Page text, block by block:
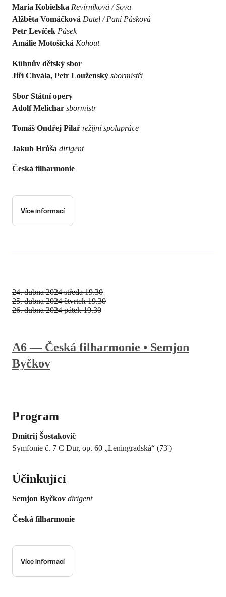
Maria Kobielska Revírníková / Sova
Alžběta Vomáčková Datel / Paní Pásková
Petr Levíček Pásek
Amálie Motošická Kohout
Kühnův dětský sbor
Jiří Chvála, Petr Louženský sbormistři
Sbor Státní opery
Adolf Melichar sbormistr
Tomáš Ondřej Pilař režijní spolupráce
Jakub Hrůša dirigent
Česká filharmonie
Více informací
A6 — Česká filharmonie • Semjon
Byčkov
Program
Dmitrij Šostakovič
Symfonie č. 7 C Dur, op. 60 „Leningradská“ (73')
Účinkující
Semjon Byčkov dirigent
Česká filharmonie
24. dubna 2024 středa 19.30
25. dubna 2024 čtvrtek 19.30
26. dubna 2024 pátek 19.30
Více informací